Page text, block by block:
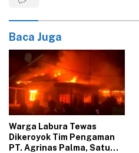
Baca Juga
‎Warga Labura Tewas
Dikeroyok Tim Pengaman
PT. Agrinas Palma, Satu